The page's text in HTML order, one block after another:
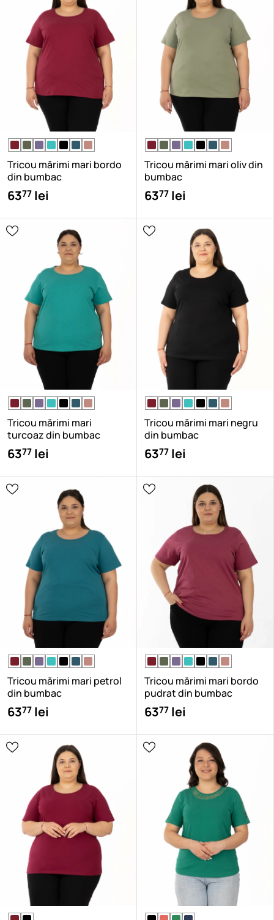
Tricou mărimi mari bordo
din bumbac
6377 lei
Tricou mărimi mari oliv din
bumbac
6377 lei
Tricou mărimi mari
turcoaz din bumbac
6377 lei
Tricou mărimi mari negru
din bumbac
6377 lei
Tricou mărimi mari petrol
din bumbac
6377 lei
Tricou mărimi mari bordo
pudrat din bumbac
6377 lei